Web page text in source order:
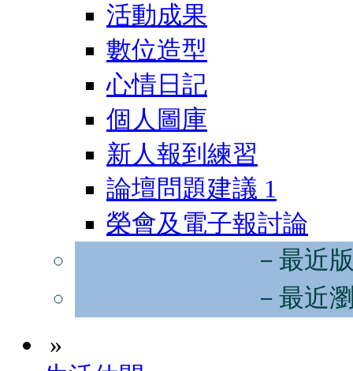
活動成果
數位造型
心情日記
個人圖庫
新人報到練習
論壇問題建議 1
榮會及電子報討論
－最近
－最近
»